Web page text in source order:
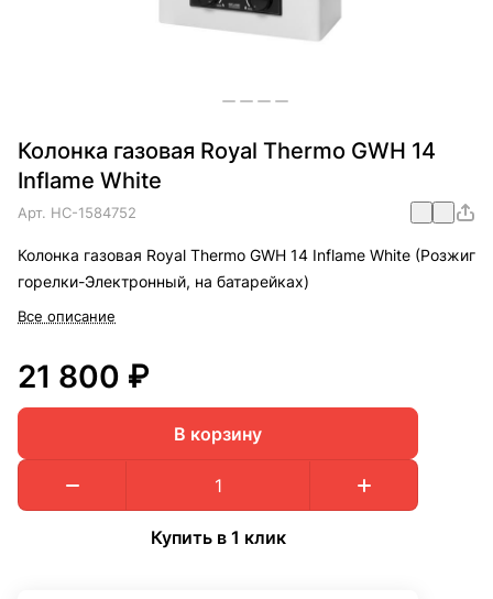
Колонка газовая Royal Thermo GWH 14
Inflame White
Арт. НС-1584752
Колонка газовая Royal Thermo GWH 14 Inflame White (Розжиг
горелки-Электронный, на батарейках)
Все описание
21 800 ₽
В корзину
Купить в 1 клик